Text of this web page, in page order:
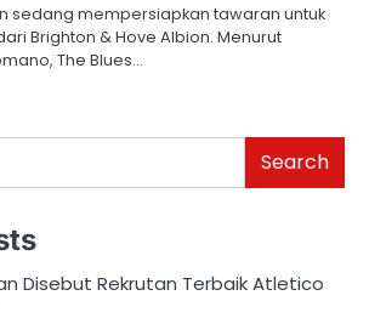
sedang mempersiapkan tawaran untuk
Brighton & Hove Albion. Menurut
The Blues…
Search
Disebut Rekrutan Terbaik Atletico